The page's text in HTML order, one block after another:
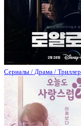
Сериалы / Драма / Триллер